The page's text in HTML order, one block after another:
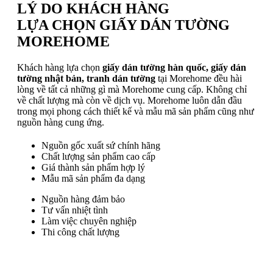
LÝ DO KHÁCH HÀNG
LỰA CHỌN GIẤY DÁN TƯỜNG
MOREHOME
Khách hàng lựa chọn giấy dán tường hàn quốc, giấy dán
tường nhật bản, tranh dán tường tại Morehome đều hài
lòng về tất cả những gì mà Morehome cung cấp. Không chỉ
về chất lượng mà còn về dịch vụ. Morehome luôn dẫn đầu
trong mọi phong cách thiết kế và mẫu mã sản phẩm cũng như
nguồn hàng cung ứng.
Nguồn gốc xuất sứ chính hãng
Chất lượng sản phẩm cao cấp
Giá thành sản phẩm hợp lý
Mẫu mã sản phẩm đa dạng
Nguồn hàng đảm bảo
Tư vấn nhiệt tình
Làm việc chuyên nghiệp
Thi công chất lượng